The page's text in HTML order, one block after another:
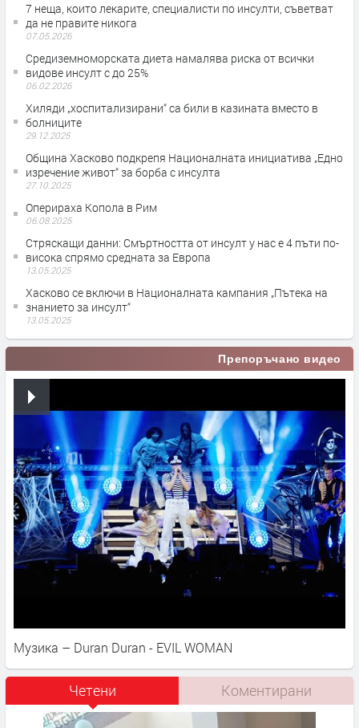
7 неща, които лекарите, специалисти по инсулти, съветват
да не правите никога
07.05.2026
Средиземноморската диета намалява риска от всички
видове инсулт с до 25%
06.02.2026
Хиляди „хоспитализирани“ са били в казината вместо в
болниците
29.12.2025
Община Хасково подкрепя Националната инициатива „Едно
изречение живот“ за борба с инсулта
27.10.2025
Оперираха Копола в Рим
06.08.2025
Стряскащи данни: Смъртността от инсулт у нас е 4 пъти по-
висока спрямо средната за Европа
13.05.2025
Хасково се включи в Националната кампания „Пътека на
знанието за инсулт“
13.05.2025
Препоръчано видео
Музика – Duran Duran - EVIL WOMAN
Четени Коментирани